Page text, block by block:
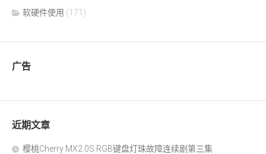
软硬件使用 (171)
广告
近期文章
樱桃Cherry MX2.0S RGB键盘灯珠故障连续剧第三集